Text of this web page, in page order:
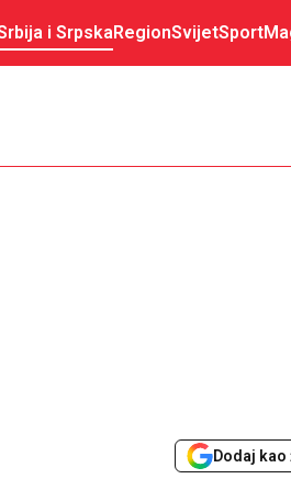
i SrpskaRegionSvijetSport
Dodaj